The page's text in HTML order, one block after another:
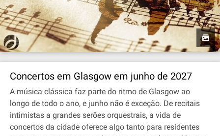
Concertos em Glasgow em junho de 2027
A música clássica faz parte do ritmo de Glasgow ao
longo de todo o ano, e junho não é exceção. De recitais
intimistas a grandes serões orquestrais, a vida de
concertos da cidade oferece algo tanto para residentes